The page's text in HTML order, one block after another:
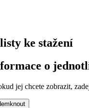
ke stažení
o
jej chcete zobrazit,